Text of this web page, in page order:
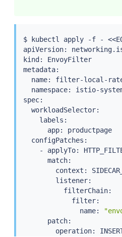
$ kubectl apply -f - <<
apiVersion:
kind: EnvoyFilter
metadata:
name: filter-local-
namespace: istio-
spec:
  workloadSelector:
    labels:
      app: productpage
  configPatches:
- applyTo:
      match:
context:
        listener:
          filterChain:
            filter:
              name:
      patch:
operation: